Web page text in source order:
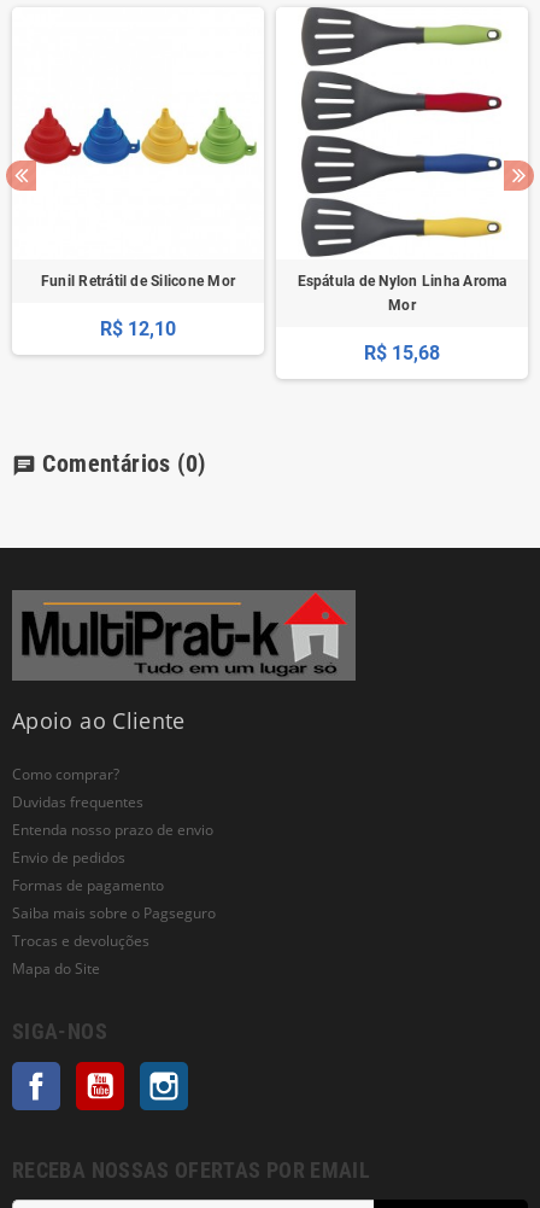
Funil Retrátil de Silicone Mor
R$ 12,10
Espátula de Nylon Linha Aroma
Mor
R$ 15,68
chat Comentários (0)
Apoio ao Cliente
Como comprar?
Duvidas frequentes
Entenda nosso prazo de envio
Envio de pedidos
Formas de pagamento
Saiba mais sobre o Pagseguro
Trocas e devoluções
Mapa do Site
SIGA-NOS
Facebook YouTube
RECEBA NOSSAS OFERTAS POR EMAIL